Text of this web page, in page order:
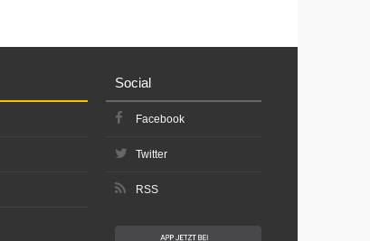
Social
Facebook
Twitter
RSS